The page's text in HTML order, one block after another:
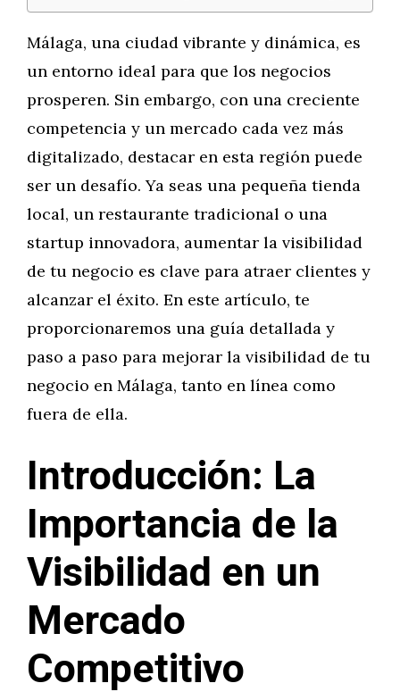
Málaga, una ciudad vibrante y dinámica, es
un entorno ideal para que los negocios
prosperen. Sin embargo, con una creciente
competencia y un mercado cada vez más
digitalizado, destacar en esta región puede
ser un desafío. Ya seas una pequeña tienda
local, un restaurante tradicional o una
startup innovadora, aumentar la visibilidad
de tu negocio es clave para atraer clientes y
alcanzar el éxito. En este artículo, te
proporcionaremos una guía detallada y
paso a paso para mejorar la visibilidad de tu
negocio en Málaga, tanto en línea como
fuera de ella.
Introducción: La
Importancia de la
Visibilidad en un
Mercado
Competitivo